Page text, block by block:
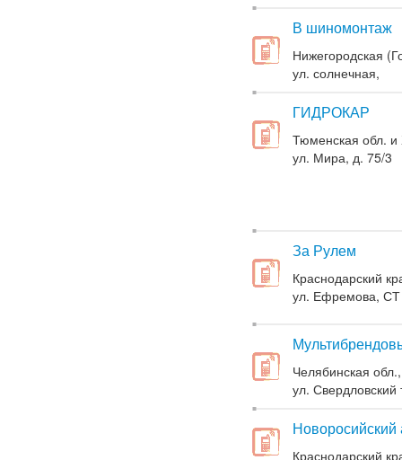
В шиномонтаж
Нижегородская
ул. солнечная,
ГИДРОКАР
Тюменская обл. и
ул. Мира, д. 75/3
За Рулем
Краснодарский
ул. Ефремова,
Челябинская
ул. Свердловский
Краснодарский